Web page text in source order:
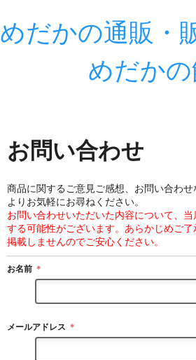
めだかの通販・
めだか
お問い合わせ
商品に関するご意見ご感想、お問い合わ
よりお気軽にお尋ねください。
お問い合わせいただいた内容について、
する可能性がございます。あらかじめご
掲載しませんのでご安心ください。
お名前 ＊
メールアドレス ＊